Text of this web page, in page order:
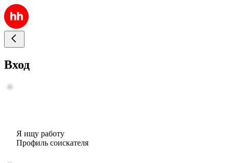
Вход
Я ищу работу
Профиль соискателя